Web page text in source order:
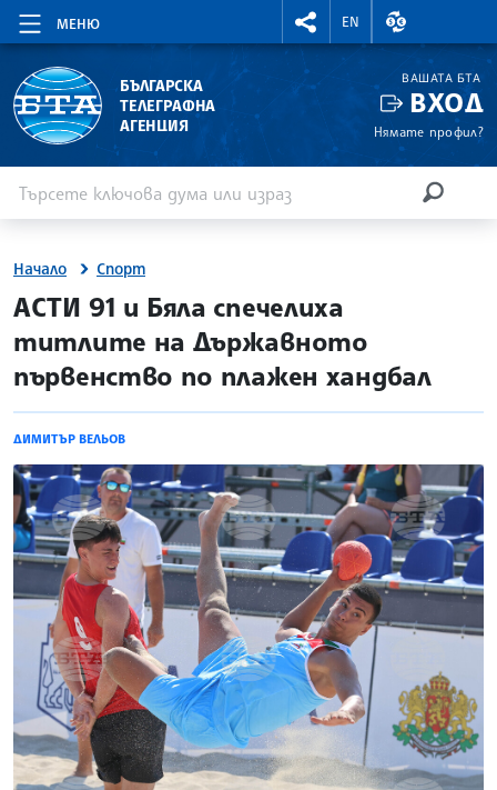
МЕНЮ
RIGHTMENU.SOCIAL
EN
ВАЛУТНИ
БЪЛГАРСКА
ТЕЛЕГРАФНА
АГЕНЦИЯ
ВАШАТА БТА
ВХОД
Нямате профил?
Начало Спорт
site.bta
АСТИ 91 и Бяла спечелиха
титлите на Държавното
първенство по плажен хандбал
ДИМИТЪР ВЕЛЬОВ